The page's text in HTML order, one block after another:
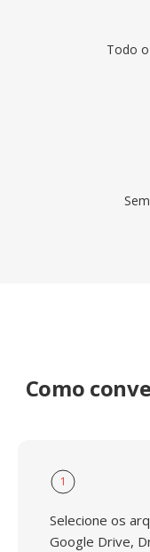
Todo
Como
1
Selecione os
Google Drive,